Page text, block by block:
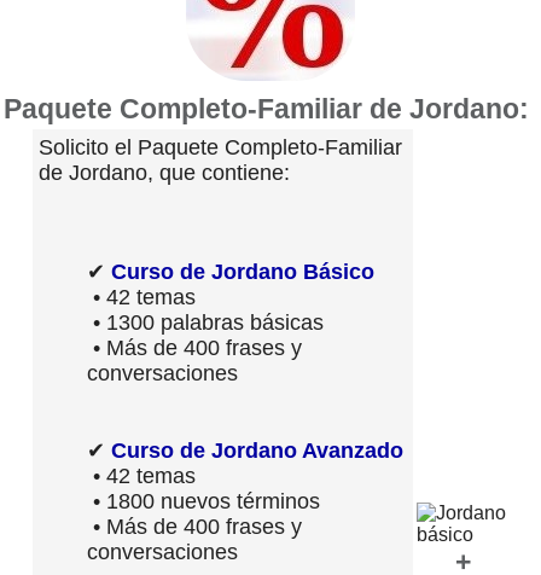
Paquete Completo-Familiar de Jordano:
Solicito el Paquete Completo-Familiar
de Jordano, que contiene:
✔ Curso de Jordano Básico
• 42 temas
• 1300 palabras básicas
• Más de 400 frases y
conversaciones
✔ Curso de Jordano Avanzado
• 42 temas
• 1800 nuevos términos
• Más de 400 frases y
conversaciones
+